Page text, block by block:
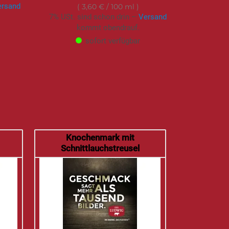
3,60 €/ 100 ml
7% USt. sind schon drin – Versand
kommt obendrauf.
sofort verfügbar
Knochenmark mit
Schnittlauchstreusel